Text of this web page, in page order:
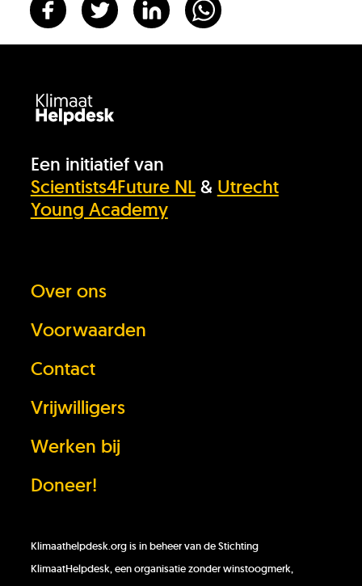
Een initiatief van
Scientists4Future NL& Utrecht
Young Academy
Over ons
Voorwaarden
Contact
Vrijwilligers
Werken bij
Doneer!
Klimaathelpdesk.org is in beheer van de Stichting
KlimaatHelpdesk, een organisatie zonder winstoogmerk,
Onze organisatie
KH Kids
gevonden?
Stel je vraag